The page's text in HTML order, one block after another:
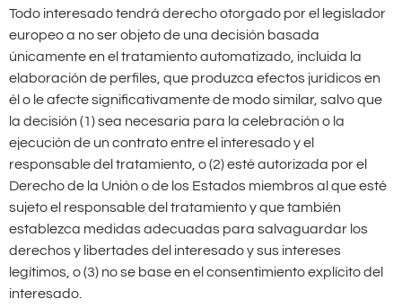
Todo interesado tendrá derecho otorgado por el legislador
europeo a no ser objeto de una decisión basada
únicamente en el tratamiento automatizado, incluida la
elaboración de perfiles, que produzca efectos jurídicos en
él o le afecte significativamente de modo similar, salvo que
la decisión (1) sea necesaria para la celebración o la
ejecución de un contrato entre el interesado y el
responsable del tratamiento, o (2) esté autorizada por el
Derecho de la Unión o de los Estados miembros al que esté
sujeto el responsable del tratamiento y que también
establezca medidas adecuadas para salvaguardar los
derechos y libertades del interesado y sus intereses
legítimos, o (3) no se base en el consentimiento explícito del
interesado.